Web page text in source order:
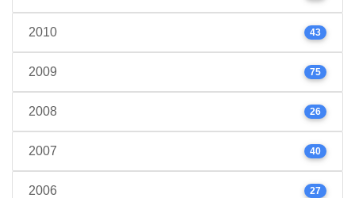
2010 43
2009 75
2008 26
2007 40
2006 27